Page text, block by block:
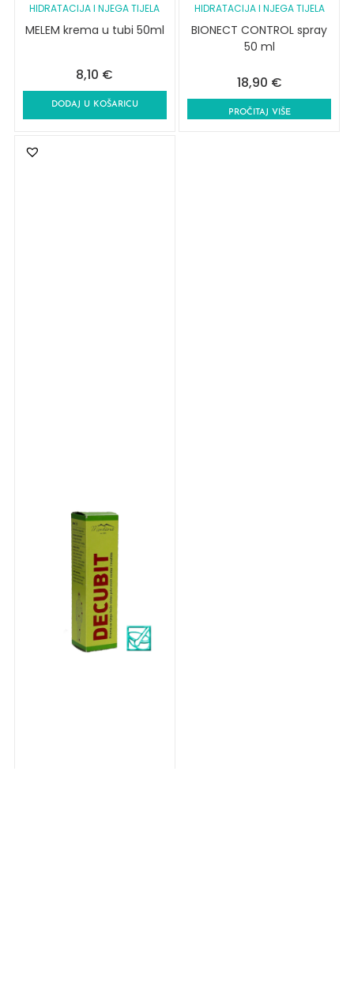
HIDRATACIJA I NJEGA TIJELA
MELEM krema u tubi 50ml
8,10 €
DODAJ U KOŠARICU
HIDRATACIJA I NJEGA TIJELA
BIONECT CONTROL spray
50 ml
18,90 €
PROČITAJ VIŠE